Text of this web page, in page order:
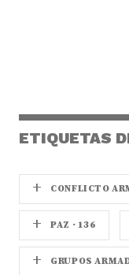
ETIQUETAS
+ CONFLICTO
+ PAZ · 136
+ GRUPOS